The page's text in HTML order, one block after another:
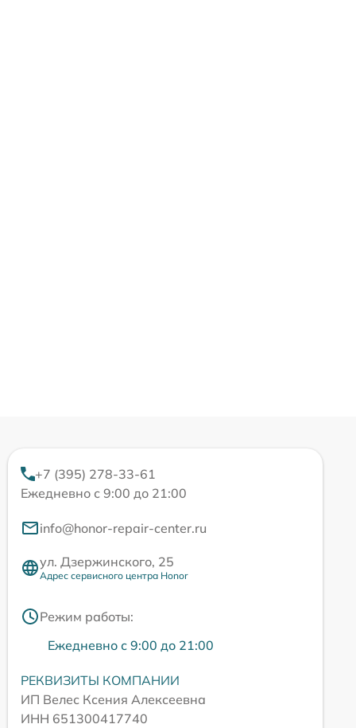
+7 (395) 278-33-61
Ежедневно с 9:00 до 21:00
info@honor-repair-center.ru
ул. Дзержинского, 25
Адрес сервисного центра Honor
Режим работы:
Ежедневно с 9:00 до 21:00
РЕКВИЗИТЫ КОМПАНИИ
ИП Велес Ксения Алексеевна
ИНН 651300417740